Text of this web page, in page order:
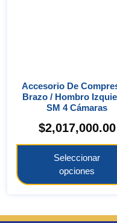
Accesorio De Compresión
Brazo / Hombro
SM 4 Cámaras
$2,017,000.00
Seleccionar
opciones